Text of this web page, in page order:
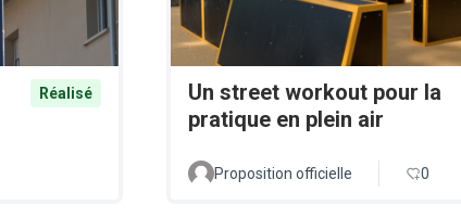
Réalisé
Un street workout pour la
pratique en plein air
Proposition officielle 0